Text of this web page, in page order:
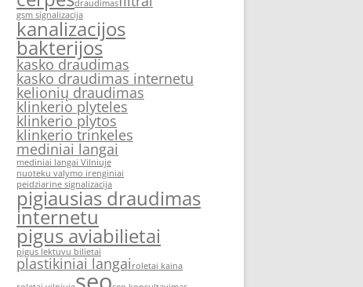
draudimas
gsm signalizacija
kanalizacijos
bakterijos
kasko draudimas
kasko draudimas internetu
kelionių draudimas
klinkerio plyteles
klinkerio plytos
klinkerio trinkeles
mediniai langai
mediniai langai Vilniuje
nuoteku valymo irenginiai
peidziarine signalizacija
pigiausias draudimas
internetu
pigus aviabilietai
pigus lektuvu bilietai
plastikiniai langai roletai kaina